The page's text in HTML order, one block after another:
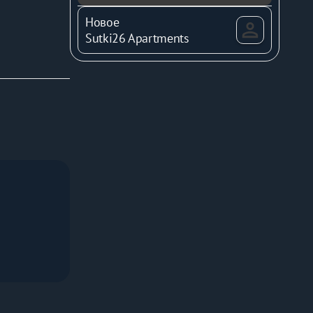
Новое
Sutki26 Apartments